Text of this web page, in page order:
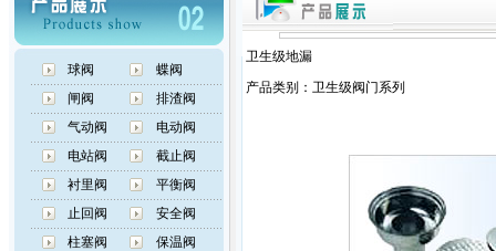
球阀
蝶阀
闸阀
排渣阀
气动阀
电动阀
电站阀
截止阀
衬里阀
平衡阀
止回阀
安全阀
柱塞阀
保温阀
卫生级地漏
产品类别：卫生级阀门系列